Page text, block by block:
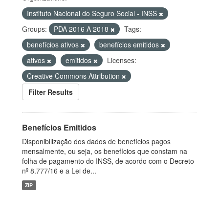
Instituto Nacional do Seguro Social - INSS
Groups:
PDA 2016 A 2018
Tags:
benefícios ativos
benefícios emitidos
ativos
emitidos
Licenses:
Creative Commons Attribution
Filter Results
Benefícios Emitidos
Disponibilização dos dados de benefícios pagos
mensalmente, ou seja, os benefícios que constam na
folha de pagamento do INSS, de acordo com o Decreto
nº 8.777/16 e a Lei de...
ZIP